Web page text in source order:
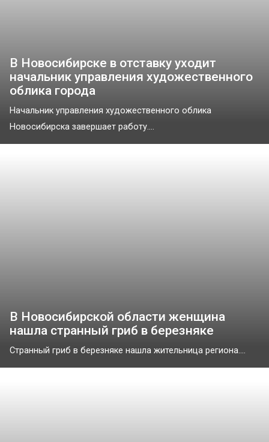
В Новосибирске в отставку уходит
начальник управления художественного
облика города
Начальник управления художественного облика
Новосибирска завершает работу....
В Новосибирской области женщина
нашла странный гриб в березняке
Странный гриб в березняке нашла жительница региона....